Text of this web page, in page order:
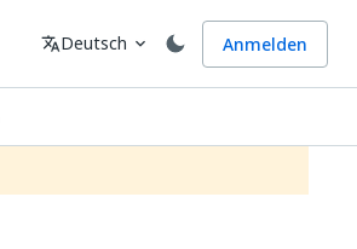
Sprache
translateDeutsch expand_more Anmelden